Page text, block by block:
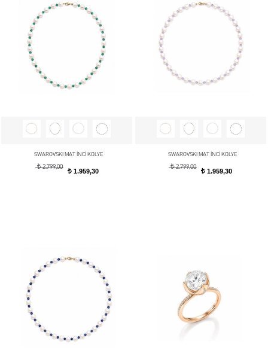
SWAROVSKI MAT İNCİ KOLYE
t2.799,00
t1.959,30
SWAROVSKI MAT İNCİ KOLYE
t2.799,00
t 1.959,30